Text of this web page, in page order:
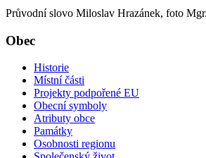
Průvodní slovo Miloslav Hrazánek, foto
Obec
Historie
Místní části
Projekty podpořené EU
Obecní symboly
Atributy obce
Památky
Osobnosti regionu